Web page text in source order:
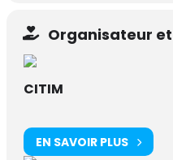
Organisateur
CITIM
EN SAVOIR PLUS